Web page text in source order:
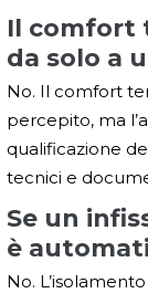
Il comfort
da solo a
No. Il comfort
percepito, ma
qualificazione
tecnici e
Se un
è
No.